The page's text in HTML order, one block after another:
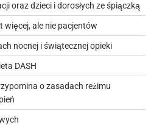
oraz dzieci i dorosłych ze śpiączką
więcej, ale nie pacjentów
nocnej i świątecznej opieki
DASH
o zasadach reżimu